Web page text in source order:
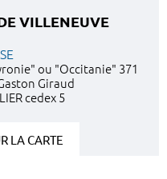
VILLENEUVE
ou "Occitanie" 371
Giraud
cedex 5
LA CARTE